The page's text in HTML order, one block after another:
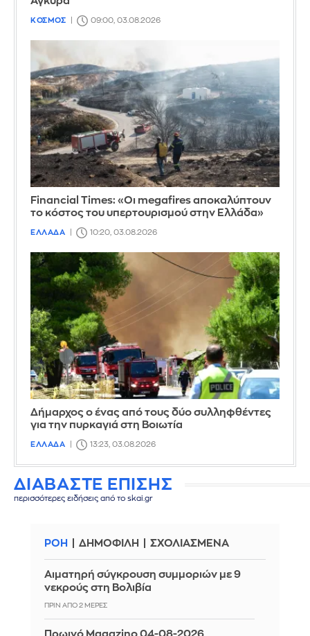
ΚΟΣΜΟΣ 09:00, 03.08.2026
Financial Times: «Οι megafires αποκαλύπτουν
το κόστος του υπερτουρισμού στην Ελλάδα»
ΕΛΛΑΔΑ 10:20, 03.08.2026
Δήμαρχος ο ένας από τους δύο συλληφθέντες
για την πυρκαγιά στη Βοιωτία
ΕΛΛΑΔΑ 13:23, 03.08.2026
ΔΙΑΒΑΣΤΕ ΕΠΙΣΗΣ
περισσότερες ειδήσεις από το skai.gr
ΡΟΗ ΔΗΜΟΦΙΛΗ ΣΧΟΛΙΑΣΜΕΝΑ
Αιματηρή σύγκρουση συμμοριών με 9
νεκρούς στη Βολιβία
ΠΡΙΝ ΑΠΌ 2 ΜΈΡΕΣ